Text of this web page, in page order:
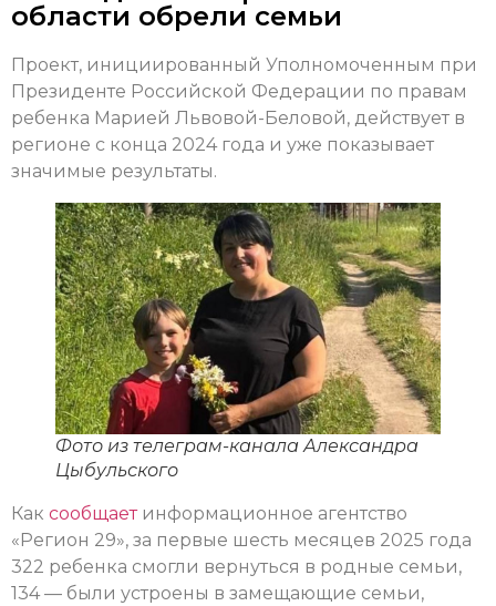
области обрели семьи
Проект, инициированный Уполномоченным при
Президенте Российской Федерации по правам
ребенка Марией Львовой-Беловой, действует в
регионе с конца 2024 года и уже показывает
значимые результаты.
Фото из телеграм-канала Александра
Цыбульского
Как сообщаетинформационное агентство
«Регион 29», за первые шесть месяцев 2025 года
322 ребенка смогли вернуться в родные семьи,
134 — были устроены в замещающие семьи,